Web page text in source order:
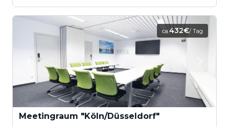
ca.432€/ Tag
Meetingraum "Köln/Düsseldorf"